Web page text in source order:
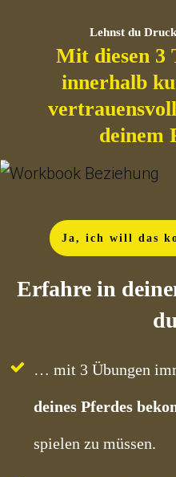
Lehnst du
Mit diesen 3
innerhalb
deinem
Ja, ich will das
Erfahre in
… mit 3 Übungen
deines Pferdes
spielen zu müssen.